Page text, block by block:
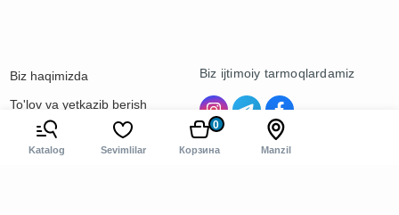
Katalog Sevimlilar Корзина
0
Manzil
Biz haqimizda
To'lov va yetkazib berish
Kontaktlar
Biz ijtimoiy tarmoqlardamiz